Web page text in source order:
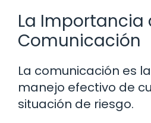
La Importancia
Comunicación
La comunicación es
manejo efectivo de
situación de riesgo.